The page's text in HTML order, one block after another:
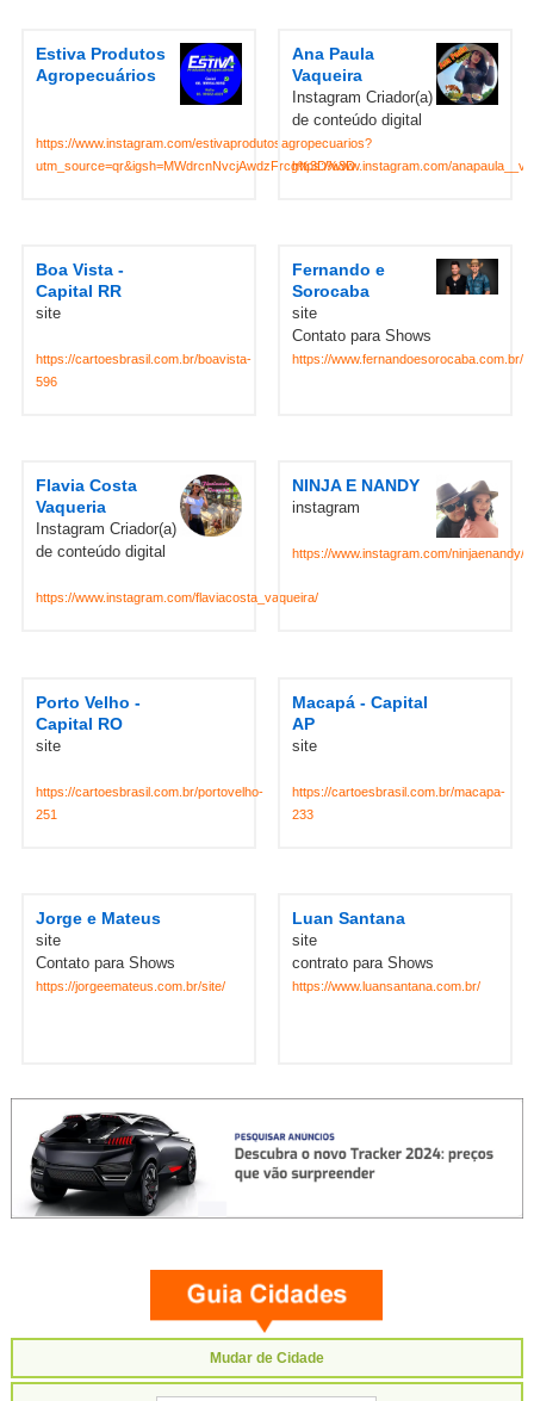
Estiva Produtos
Agropecuários
https://www.instagram.com/estivaprodutosagropecuarios?
utm_source=qr&igsh=MWdrcnNvcjAwdzFrcg%3D%3D
Ana Paula
Vaqueira
Instagram Criador(a)
de conteúdo digital
https://www.instagram.com/
Boa Vista -
Capital RR
site
https://cartoesbrasil.com.br/boavista-
596
Fernando e
Sorocaba
site
Contato para Shows
https://www.fernandoesorocaba.com.br/
Flavia Costa
Vaqueria
Instagram Criador(a)
de conteúdo digital
https://www.instagram.com/flaviacosta_vaqueira/
NINJA E NANDY
instagram
https://www.instagram.com/ninjaenandy/
Porto Velho -
Capital RO
site
https://cartoesbrasil.com.br/portovelho-
251
Macapá - Capital
AP
site
https://cartoesbrasil.com.br/macapa-
233
Jorge e Mateus
site
Contato para Shows
https://jorgeemateus.com.br/site/
Luan Santana
site
contrato para Shows
https://www.luansantana.com.br/
Mudar de Cidade